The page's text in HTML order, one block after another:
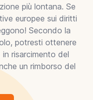
più lontana. Se
europee sui diritti
Secondo la
potresti ottenere
risarcimento del
un rimborso del